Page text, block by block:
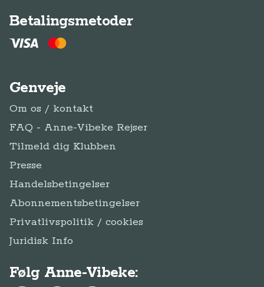
Betalingsmetoder
Genveje
Om os / kontakt
FAQ - Anne-Vibeke Rejser
Tilmeld dig Klubben
Presse
Handelsbetingelser
Abonnementsbetingelser
Privatlivspolitik / cookies
Juridisk Info
Følg Anne-Vibeke: